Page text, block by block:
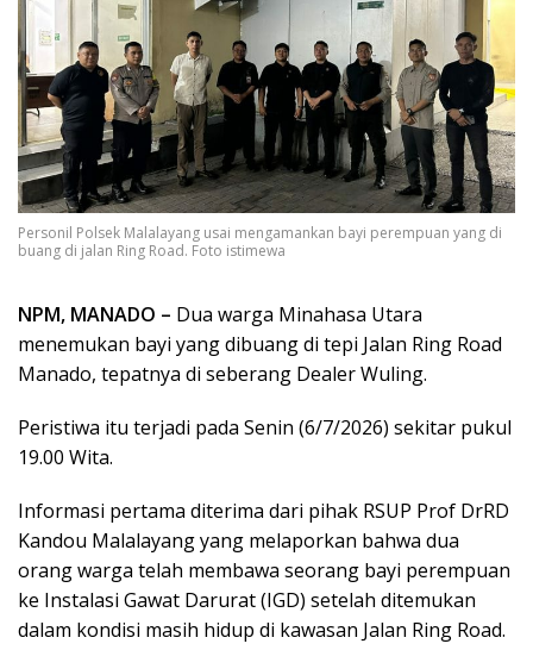
Personil Polsek Malalayang usai mengamankan bayi perempuan yang di
buang di jalan Ring Road. Foto istimewa
NPM, MANADO – Dua warga Minahasa Utara
menemukan bayi yang dibuang di tepi Jalan Ring Road
Manado, tepatnya di seberang Dealer Wuling.
Peristiwa itu terjadi pada Senin (6/7/2026) sekitar pukul
19.00 Wita.
Informasi pertama diterima dari pihak RSUP Prof DrRD
Kandou Malalayang yang melaporkan bahwa dua
orang warga telah membawa seorang bayi perempuan
ke Instalasi Gawat Darurat (IGD) setelah ditemukan
dalam kondisi masih hidup di kawasan Jalan Ring Road.